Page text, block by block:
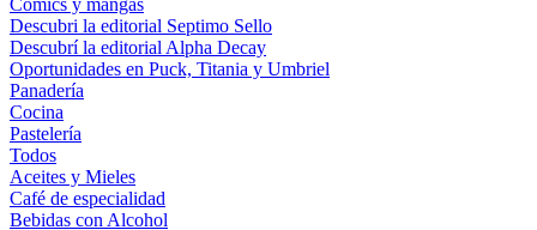
Cómics y mangas
Descubri la editorial Septimo Sello
Descubrí la editorial Alpha Decay
Oportunidades en Puck, Titania y Umbriel
Panadería
Cocina
Pastelería
Todos
Aceites y Mieles
Café de especialidad
Bebidas con Alcohol